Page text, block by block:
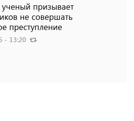
ученый призывает
не совершать
преступление
- 13:20